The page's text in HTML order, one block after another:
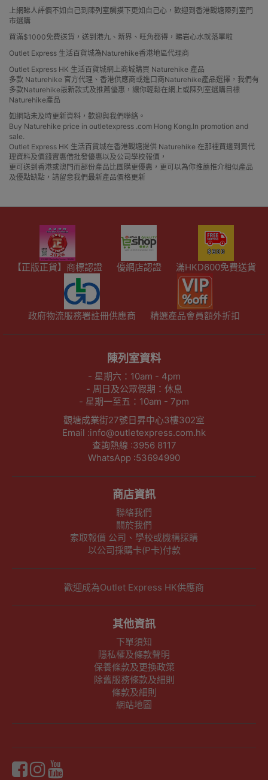
上網睇人評價不如自己到陳列室觸摸下更知自己心，歡迎到香港觀塘陳列室門
市選購
買滿$1000免費送貨，送到港九、新界、旺角都得，睇岩心水就落單啦
Outlet Express 生活百貨城為Naturehike香港地區代理商
Outlet Express HK 生活百貨城網上商城購買 Naturehike 產品
多款 Naturehike 官方代理、香港供應商或進口商Naturehike產品選擇，我們有
多款Naturehike最新款式及推薦優惠，讓你輕鬆在網上或陳列室選購目標
Naturehike產品
如網站未及時更新資料，歡迎與我們聯絡。
Buy Naturehike price in outletexpress .com Hong Kong.In promotion and
sale.
Outlet Express HK 生活百貨城在香港觀塘提供 Naturehike 在那裡買邊到買代
理資料及價錢實惠借批發優惠以及公司學校報價，
更可送到香港或澳門而部份產品比團購更優惠，更可以為你推薦推介相似產品
及優點缺點，請留意我們最新產品價格更新
【正版正貨】商標認證 優網店認證 滿HKD600免費送貨
政府物流服務署註冊供應商 精選產品會員額外折扣
陳列室資料
- 星期六：10am - 4pm
- 周日及公眾假期：休息
- 星期一至五：10am - 7pm
觀塘成業街27號日昇中心3樓302室
Email :info@outletexpress.com.hk
查詢熱線 :3956 8117
WhatsApp :53694990
商店資訊
聯絡我們
關於我們
索取報價 公司、學校或機構採購
以公司採購卡(P卡)付款
歡迎成為Outlet Express HK供應商
其他資訊
下單須知
隱私權及條款聲明
保養條款及更換政策
除舊服務條款及細則
條款及細則
網站地圖